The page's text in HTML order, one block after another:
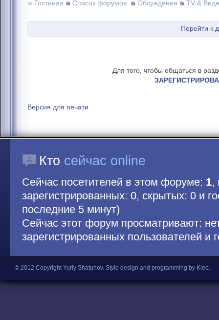
» Гостиная Список форумов Обсуждения TV &
Перейти к
Для того, чтобы общаться в
Версия для печати
Кто сейчас online
Сейчас посетителей в этом форуме: 1,
зарегистрированных: 0, скрытых: 0 и
последние 5 минут)
Сейчас этот форум просматривают:
зарегистрированных пользователей и
© 2012 Copyright Yuriy Shatunov. Style design and programming by Kleo.